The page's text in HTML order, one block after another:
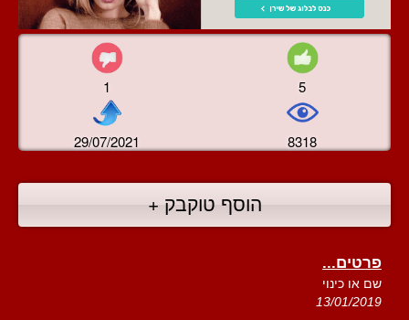
1 5
29/07/2021 8318
הוסף טוקבק +
פרטים...
שם או כינוי
13/01/2019